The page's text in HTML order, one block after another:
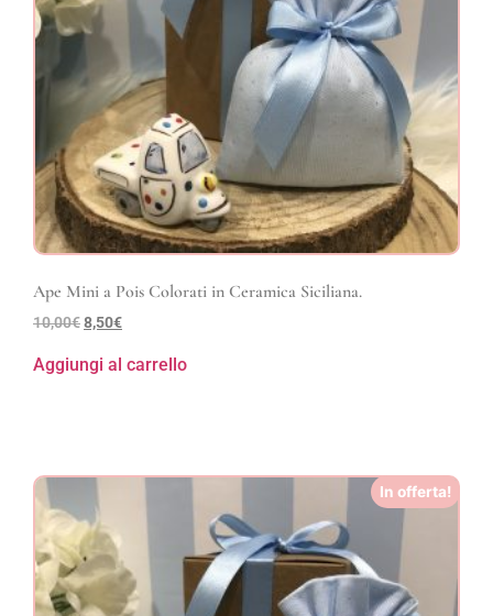
Ape Mini a Pois Colorati in Ceramica Siciliana.
10,00€8,50€
Aggiungi al carrello
In offerta!